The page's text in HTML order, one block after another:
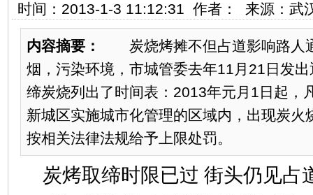
时间：2013-1-3 11:12:31 作者： 来源：武
内容摘要：
炭烧烤摊不但占道影响路人
烟，污染环境，市城管委去年11月21日发
缔炭烧列出了时间表：2013年元月1日起，
新城区实施城市化管理的区域内，出现炭火
按相关法律法规给予上限处罚。
炭烤取缔时限已过 街头仍见占